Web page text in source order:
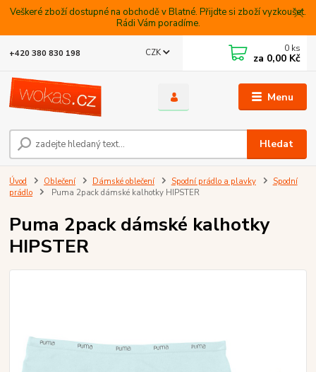
Veškeré zboží dostupné na obchodě v Blatné. Přijdte si zboží vyzkoušet.
Rádi Vám poradíme.
Menu
CZK
Hledat
+420 380 830 198 0 ks
za 0,00 Kč
Úvod Oblečení Dámské oblečení Spodní prádlo a plavky
Spodní
prádlo
Puma 2pack dámské kalhotky HIPSTER
Puma 2pack dámské kalhotky
HIPSTER